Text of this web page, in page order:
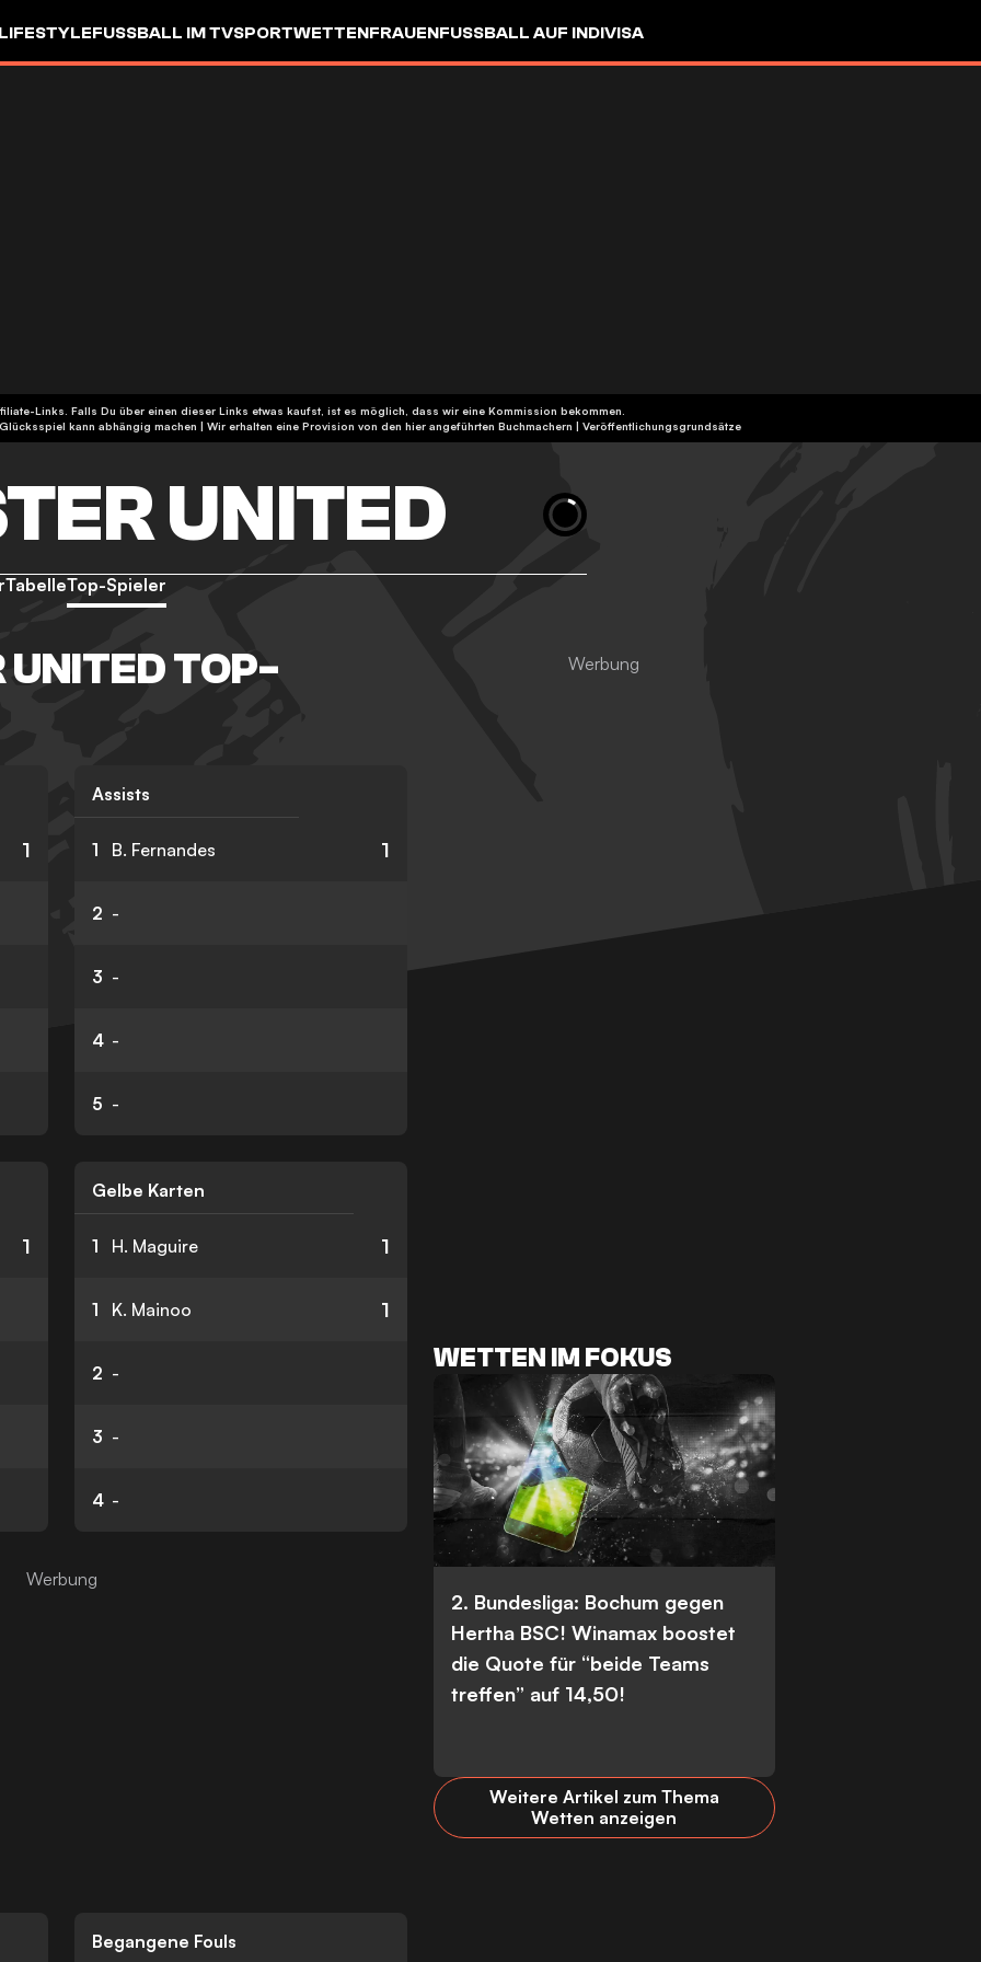
FUSSBALL IM TV SPORTWETTENFRAUENFUSSBALL AUF INDIVISA
Links. Falls Du über einen dieser Links etwas kaufst, ist es möglich, dass wir eine Kommission bekommen.
kann abhängig machen | Wir erhalten eine Provision von den hier angeführten Buchmachern | Veröffentlichungsgrundsätze
UNITED
TabelleTop-Spieler
TOP-
1
Assists
1 B. Fernandes 1
2 -
3 -
4 -
5 -
1
Gelbe Karten
1 H. Maguire 1
1 K. Mainoo 1
2 -
3 -
4 -
Begangene Fouls
WETTEN IM FOKUS
2. Bundesliga: Bochum gegen
Hertha BSC! Winamax boostet
die Quote für “beide Teams
treffen” auf 14,50!
Weitere Artikel zum Thema
Wetten anzeigen